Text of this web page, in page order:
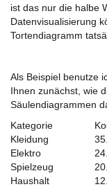
ist das nur die halbe
Datenvisualisierung
Tortendiagramm
Als Beispiel benutze
Ihnen zunächst, wie
Säulendiagrammen
Kategorie
Kleidung
Elektro
Spielzeug
Haushalt